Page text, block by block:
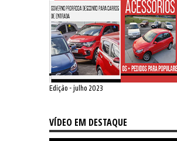
Edição - julho 2023
VÍDEO EM DESTAQUE